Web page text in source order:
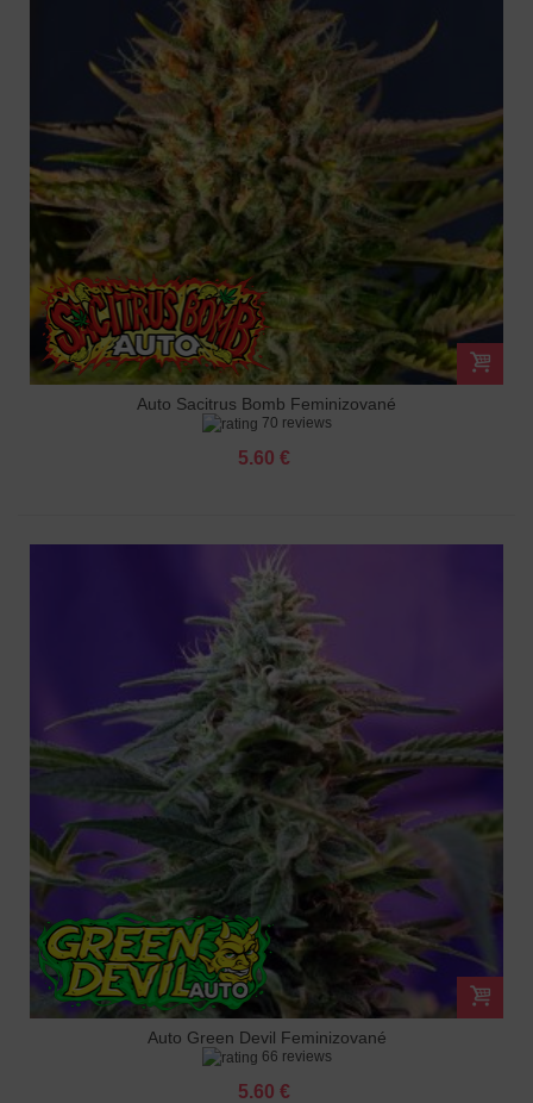
Auto Sacitrus Bomb Feminizované
70 reviews
5.60 €
Auto Green Devil Feminizované
66 reviews
5.60 €